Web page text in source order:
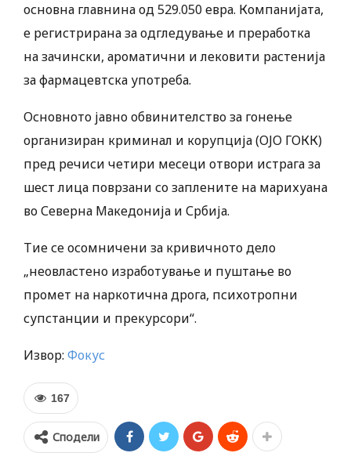
основна главнина од 529.050 евра. Компанијата,
е регистрирана за одгледување и преработка
на зачински, ароматични и лековити растенија
за фармацевтска употреба.
Основното јавно обвинителство за гонење
организиран криминал и корупција (ОЈО ГОКК)
пред речиси четири месеци отвори истрага за
шест лица поврзани со заплените на марихуана
во Северна Македонија и Србија.
Тие се осомничени за кривичното дело
„неовластено изработување и пуштање во
промет на наркотична дрога, психотропни
супстанции и прекурсори“.
Извор: Фокус
167
Сподели